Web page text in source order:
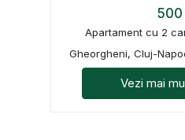
Apartament cu 2
Gheorgheni, Cluj-
Vezi mai